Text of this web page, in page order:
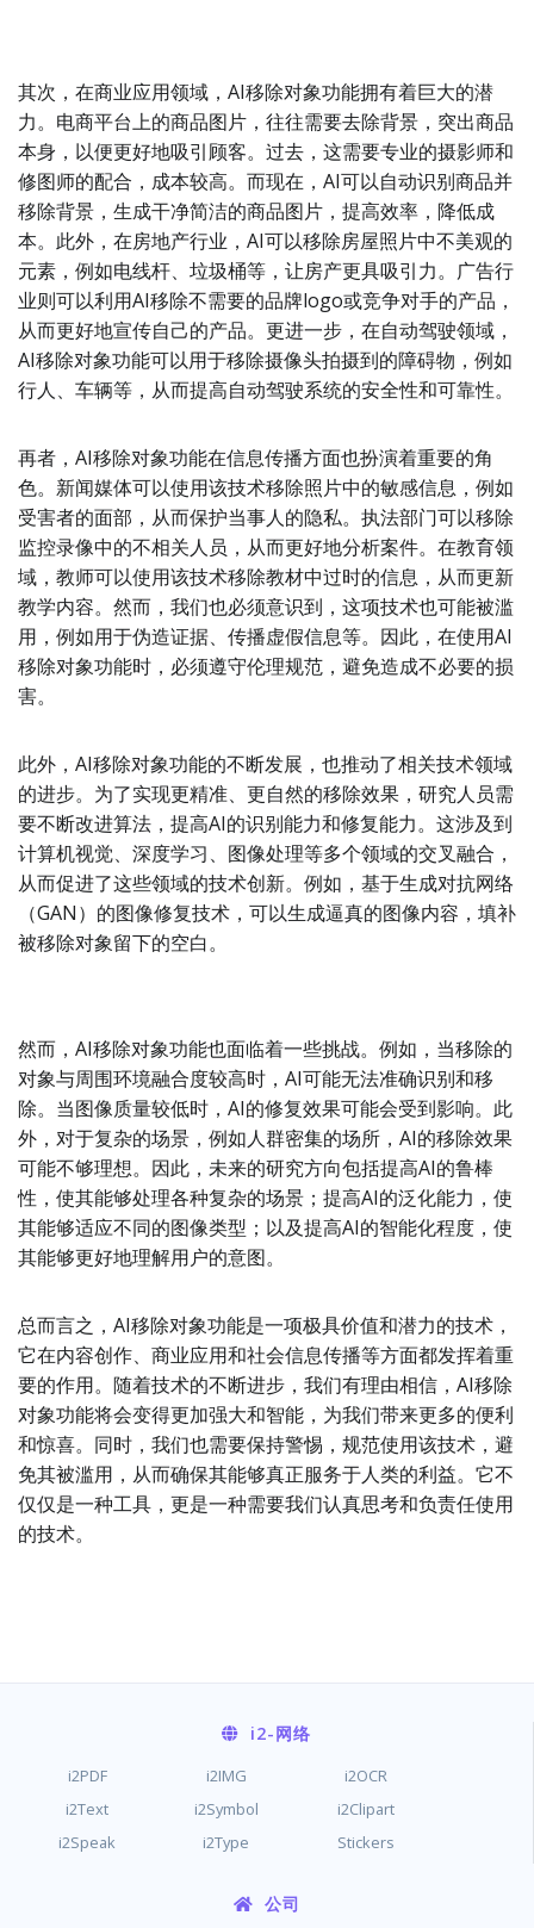
其次，在商业应用领域，AI移除对象功能拥有着巨大的潜
力。电商平台上的商品图片，往往需要去除背景，突出商品
本身，以便更好地吸引顾客。过去，这需要专业的摄影师和
修图师的配合，成本较高。而现在，AI可以自动识别商品并
移除背景，生成干净简洁的商品图片，提高效率，降低成
本。此外，在房地产行业，AI可以移除房屋照片中不美观的
元素，例如电线杆、垃圾桶等，让房产更具吸引力。广告行
业则可以利用AI移除不需要的品牌logo或竞争对手的产品，
从而更好地宣传自己的产品。更进一步，在自动驾驶领域，
AI移除对象功能可以用于移除摄像头拍摄到的障碍物，例如
行人、车辆等，从而提高自动驾驶系统的安全性和可靠性。
再者，AI移除对象功能在信息传播方面也扮演着重要的角
色。新闻媒体可以使用该技术移除照片中的敏感信息，例如
受害者的面部，从而保护当事人的隐私。执法部门可以移除
监控录像中的不相关人员，从而更好地分析案件。在教育领
域，教师可以使用该技术移除教材中过时的信息，从而更新
教学内容。然而，我们也必须意识到，这项技术也可能被滥
用，例如用于伪造证据、传播虚假信息等。因此，在使用AI
移除对象功能时，必须遵守伦理规范，避免造成不必要的损
害。
此外，AI移除对象功能的不断发展，也推动了相关技术领域
的进步。为了实现更精准、更自然的移除效果，研究人员需
要不断改进算法，提高AI的识别能力和修复能力。这涉及到
计算机视觉、深度学习、图像处理等多个领域的交叉融合，
从而促进了这些领域的技术创新。例如，基于生成对抗网络
（GAN）的图像修复技术，可以生成逼真的图像内容，填补
被移除对象留下的空白。
然而，AI移除对象功能也面临着一些挑战。例如，当移除的
对象与周围环境融合度较高时，AI可能无法准确识别和移
除。当图像质量较低时，AI的修复效果可能会受到影响。此
外，对于复杂的场景，例如人群密集的场所，AI的移除效果
可能不够理想。因此，未来的研究方向包括提高AI的鲁棒
性，使其能够处理各种复杂的场景；提高AI的泛化能力，使
其能够适应不同的图像类型；以及提高AI的智能化程度，使
其能够更好地理解用户的意图。
总而言之，AI移除对象功能是一项极具价值和潜力的技术，
它在内容创作、商业应用和社会信息传播等方面都发挥着重
要的作用。随着技术的不断进步，我们有理由相信，AI移除
对象功能将会变得更加强大和智能，为我们带来更多的便利
和惊喜。同时，我们也需要保持警惕，规范使用该技术，避
免其被滥用，从而确保其能够真正服务于人类的利益。它不
仅仅是一种工具，更是一种需要我们认真思考和负责任使用
的技术。
i2-网络
i2PDF i2IMG
i2OCR
i2Text
i2Symbol
i2Clipart
i2Speak
i2Type Stickers
公司